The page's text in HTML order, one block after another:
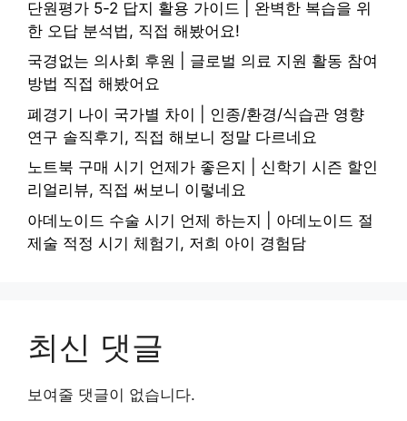
단원평가 5-2 답지 활용 가이드 | 완벽한 복습을 위
한 오답 분석법, 직접 해봤어요!
국경없는 의사회 후원 | 글로벌 의료 지원 활동 참여
방법 직접 해봤어요
폐경기 나이 국가별 차이 | 인종/환경/식습관 영향
연구 솔직후기, 직접 해보니 정말 다르네요
노트북 구매 시기 언제가 좋은지 | 신학기 시즌 할인
리얼리뷰, 직접 써보니 이렇네요
아데노이드 수술 시기 언제 하는지 | 아데노이드 절
제술 적정 시기 체험기, 저희 아이 경험담
최신 댓글
보여줄 댓글이 없습니다.